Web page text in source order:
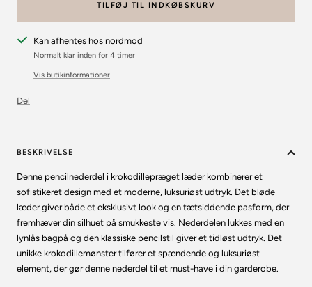
TILFØJ TIL INDKØBSKURV
Kan afhentes hos nordmod
Normalt klar inden for 4 timer
Vis butikinformationer
Del
BESKRIVELSE
Denne pencilnederdel i krokodillepræget læder kombinerer et
sofistikeret design med et moderne, luksuriøst udtryk. Det bløde
læder giver både et eksklusivt look og en tætsiddende pasform, der
fremhæver din silhuet på smukkeste vis. Nederdelen lukkes med en
lynlås bagpå og den klassiske pencilstil giver et tidløst udtryk. Det
unikke krokodillemønster tilfører et spændende og luksuriøst
element, der gør denne nederdel til et must-have i din garderobe.